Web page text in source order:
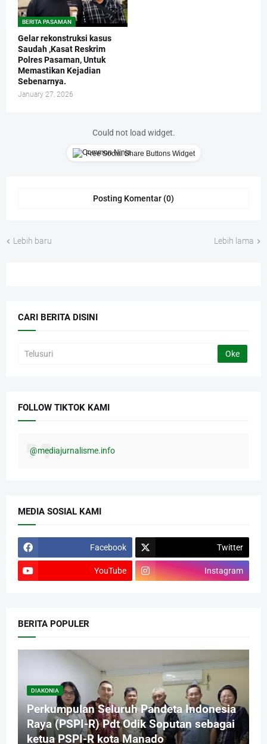
BERITA PASAMAN
Gelar rekonstruksi kasus
Saudah ,Kasat Reskrim
Polres Pasaman, Untuk
Memastikan Kejadian
Sebenarnya.
January 27, 2026
Could not load widget.
Free Social Share Buttons Widget
Posting Komentar (0)
Lebih baru Lebih lama
CARI BERITA DISINI
FOLLOW TIKTOK KAMI
@mediajurnalisme.info
MEDIA SOSIAL KAMI
Facebook Twitter
YouTube Instagram
BERITA POPULER
DIAKONIA
Perkumpulan Seluruh Pandeta Indonesia
Raya (PSPI-R) Pdt Odik Soputan sebagai
ketua PSPI-R kota Manado